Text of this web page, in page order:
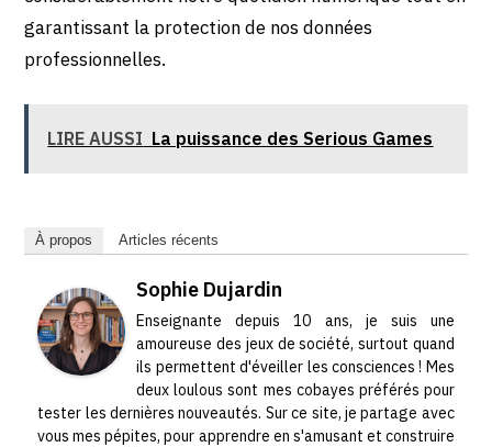
garantissant la protection de nos données
professionnelles.
LIRE AUSSI La puissance des Serious Games
À propos Articles récents
Sophie Dujardin
Enseignante depuis 10 ans, je suis une
amoureuse des jeux de société, surtout quand
ils permettent d'éveiller les consciences ! Mes
deux loulous sont mes cobayes préférés pour
tester les dernières nouveautés. Sur ce site, je partage avec
vous mes pépites, pour apprendre en s'amusant et construire